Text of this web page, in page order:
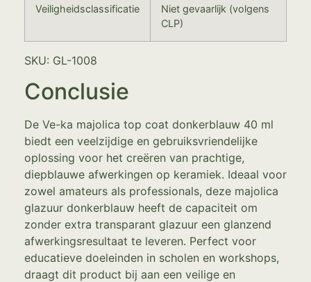
Veiligheidsclassificatie
Niet gevaarlijk (volgens
CLP)
SKU: GL-1008
Conclusie
De Ve-ka majolica top coat donkerblauw 40 ml
biedt een veelzijdige en gebruiksvriendelijke
oplossing voor het creëren van prachtige,
diepblauwe afwerkingen op keramiek. Ideaal voor
zowel amateurs als professionals, deze majolica
glazuur donkerblauw heeft de capaciteit om
zonder extra transparant glazuur een glanzend
afwerkingsresultaat te leveren. Perfect voor
educatieve doeleinden in scholen en workshops,
draagt dit product bij aan een veilige en